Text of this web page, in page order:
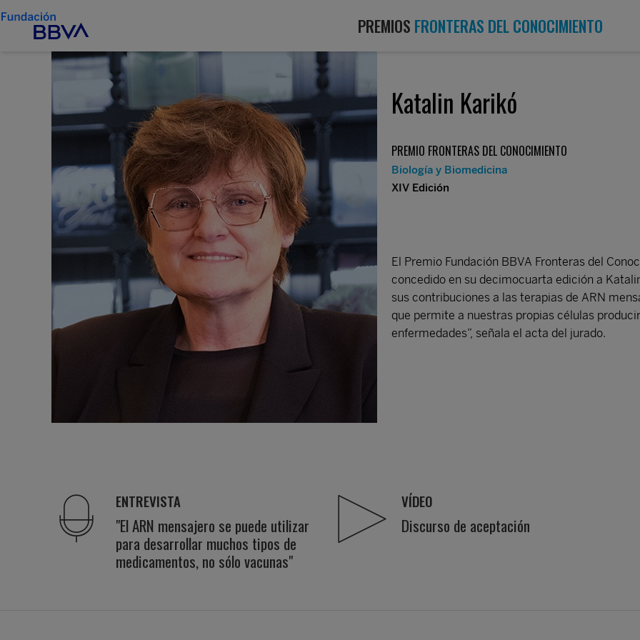
PREMIOS FRONTERAS DEL CONOCIMIENTO
Katalin Karikó
PREMIO FRONTERAS DEL CONOCIMIENTO
Biología y Biomedicina
XIV Edición
El Premio Fundación BBVA Fronteras del
concedido en su decimocuarta edición a
sus contribuciones a las terapias de ARN
que permite a nuestras propias células
enfermedades”, señala el acta del jurado.
ENTREVISTA
"El ARN mensajero se puede utilizar
para desarrollar muchos tipos de
medicamentos, no sólo vacunas"
VÍDEO
Discurso de aceptación